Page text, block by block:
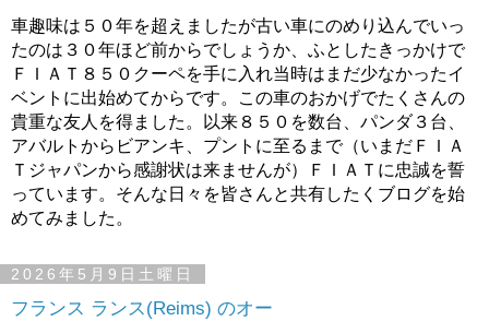
車趣味は５０年を超えましたが古い車にのめり込んでいっ
たのは３０年ほど前からでしょうか、ふとしたきっかけで
ＦＩＡＴ８５０クーペを手に入れ当時はまだ少なかったイ
ベントに出始めてからです。この車のおかげでたくさんの
貴重な友人を得ました。以来８５０を数台、パンダ３台、
アバルトからビアンキ、プントに至るまで（いまだＦＩＡ
Ｔジャパンから感謝状は来ませんが）ＦＩＡＴに忠誠を誓
っています。そんな日々を皆さんと共有したくブログを始
めてみました。
2026年5月9日土曜日
フランス ランス(Reims) のオー